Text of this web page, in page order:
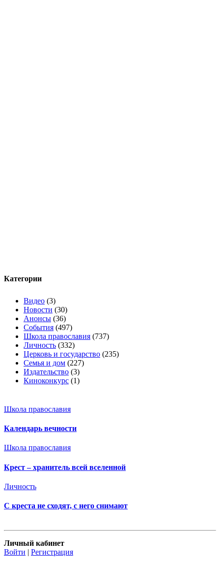
Категории
Видео (3)
Новости (30)
Анонсы (36)
События (497)
Школа православия (737)
Личность (332)
Церковь и государство (235)
Семья и дом (227)
Издательство (3)
Киноконкурс (1)
Школа православия
Календарь вечности
Школа православия
Крест – хранитель всей вселенной
Личность
С креста не сходят, с него снимают
Личный кабинет
Войти | Регистрация